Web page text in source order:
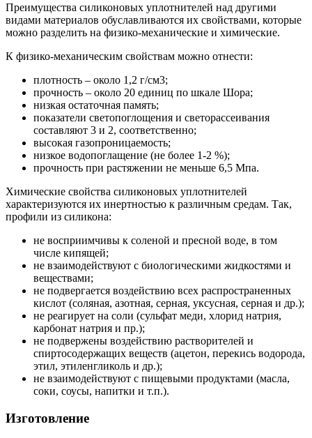
Преимущества силиконовых уплотнителей над другими
видами материалов обуславливаются их свойствами, которые
можно разделить на физико-механические и химические.
К физико-механическим свойствам можно отнести:
плотность – около 1,2 г/см3;
прочность – около 20 единиц по шкале Шора;
низкая остаточная память;
показатели светопоглощения и светорассеивания
составляют 3 и 2, соответственно;
высокая газопроницаемость;
низкое водопоглащение (не более 1-2 %);
прочность при растяжении не меньше 6,5 Мпа.
Химические свойства силиконовых уплотнителей
характеризуются их инертностью к различным средам. Так,
профили из силикона:
не восприимчивы к соленой и пресной воде, в том
числе кипящей;
не взаимодействуют с биологическими жидкостями и
веществами;
не подвергается воздействию всех распространенных
кислот (соляная, азотная, серная, уксусная, серная и др.);
не реагирует на соли (сульфат меди, хлорид натрия,
карбонат натрия и пр.);
не подвержены воздействию растворителей и
спиртосодержащих веществ (ацетон, перекись водорода,
этил, этиленгликоль и др.);
не взаимодействуют с пищевыми продуктами (масла,
соки, соусы, напитки и т.п.).
Изготовление